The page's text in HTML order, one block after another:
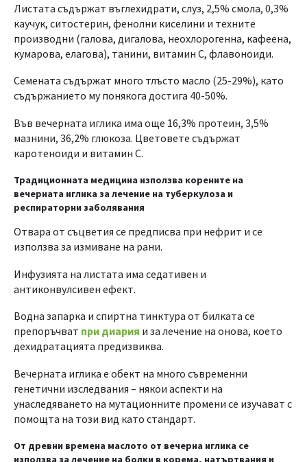
Листата съдържат въглехидрати, слуз, 2,5% смола, 0,3%
каучук, ситостерин, фенолни киселини и техните
производни (галова, дигалова, неохлорогенна, кафеена,
кумарова, елагова), танини, витамин С, флавоноиди.
Семената съдържат много тлъсто масло (25-29%), като
съдържанието му понякога достига 40-50%.
Във вечерната иглика има още 16,3% протеин, 3,5%
мазнини, 36,2% глюкоза. Цветовете съдържат
каротеноиди и витамин С.
Традиционната медицина използва корените на
вечерната иглика за лечение на туберкулоза и
респираторни заболявания
Отвара от съцветия се предписва при нефрит и се
използва за измиване на рани.
Инфузията на листата има седативен и
антиконвулсивен ефект.
Водна запарка и спиртна тинктура от билката се
препоръчват при диария и за лечение на онова, което
дехидратацията предизвиква.
Вечерната иглика е обект на много съвременни
генетични изследвания – някои аспекти на
унаследяването на мутационните промени се изучават с
помощта на този вид като стандарт.
От древни времена маслото от вечерна иглика се
използва за лечение на болки в корема, натъртвания и